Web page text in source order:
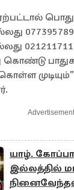
கொண்டு
Advertisement
யாழ்.
இல்லத்தில்